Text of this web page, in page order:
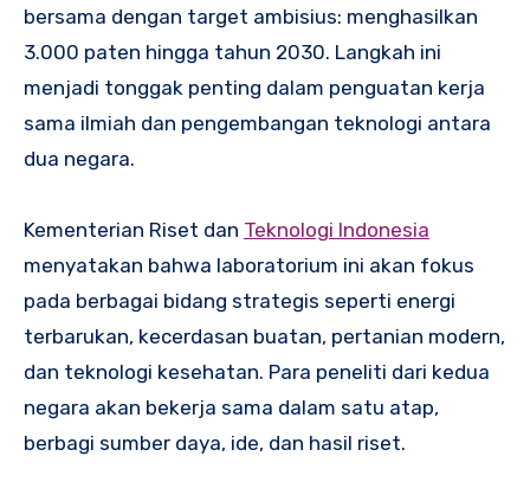
bersama dengan target ambisius: menghasilkan
3.000 paten hingga tahun 2030. Langkah ini
menjadi tonggak penting dalam penguatan kerja
sama ilmiah dan pengembangan teknologi antara
dua negara.
Kementerian Riset dan Teknologi Indonesia
menyatakan bahwa laboratorium ini akan fokus
pada berbagai bidang strategis seperti energi
terbarukan, kecerdasan buatan, pertanian modern,
dan teknologi kesehatan. Para peneliti dari kedua
negara akan bekerja sama dalam satu atap,
berbagi sumber daya, ide, dan hasil riset.